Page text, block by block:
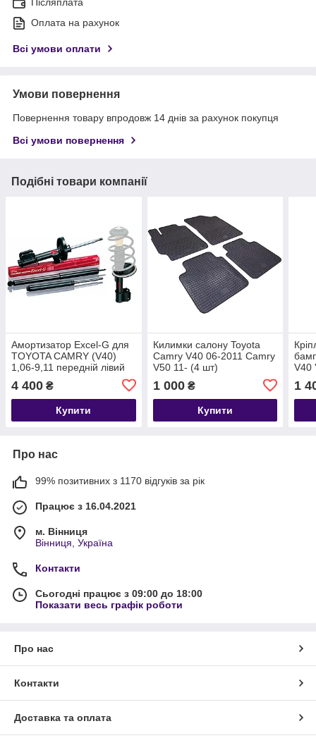
Післяплата
Оплата на рахунок
Всі умови оплати
Умови повернення
Повернення товару впродовж 14 днів за рахунок покупця
Всі умови повернення
Подібні товари компанії
Амортизатор Excel-G для
TOYOTA CAMRY (V40)
1,06-9,11 передній лівий
4 400 ₴
Купити
Килимки салону Toyota
Camry V40 06-2011 Camry
V50 11- (4 шт)
1 000₴
Купити
V40
1
Про нас
99% позитивних з 1170 відгуків за рік
Працює з 16.04.2021
м. Вінниця
Вінниця, Україна
Контакти
Сьогодні працює з 09:00 до 18:00
Показати весь графік роботи
Про нас
Контакти
Доставка та оплата